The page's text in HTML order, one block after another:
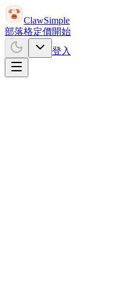
ClawSimple
部落格定價開始
登入